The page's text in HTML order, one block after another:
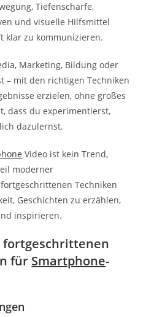
Tiefenschärfe,
und visuelle Hilfsmittel
klar zu kommunizieren.
Marketing, Bildung oder
– mit den richtigen Techniken
erzielen, ohne großes
dass du experimentierst,
dazulernst.
Video ist kein Trend,
moderner
Techniken
Geschichten zu erzählen,
inspirieren.
fortgeschrittenen
für Smartphone-